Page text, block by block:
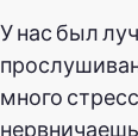
У нас был
много